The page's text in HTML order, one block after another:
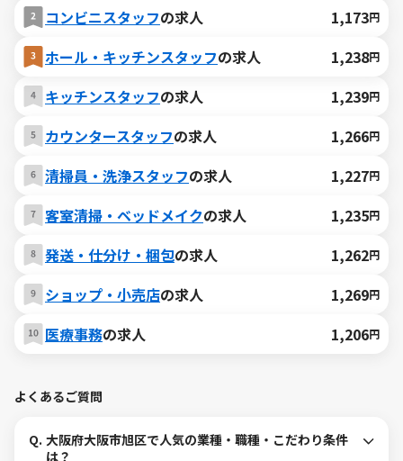
コンビニスタッフの求人 1,173円
ホール・キッチンスタッフの求人 1,238円
キッチンスタッフの求人 1,239円
カウンタースタッフの求人 1,266円
清掃員・洗浄スタッフの求人 1,227円
客室清掃・ベッドメイクの求人 1,235円
発送・仕分け・梱包の求人 1,262円
ショップ・小売店の求人 1,269円
医療事務の求人 1,206円
よくあるご質問
Q. 大阪府大阪市旭区で人気の業種・職種・こだわり条件
は？